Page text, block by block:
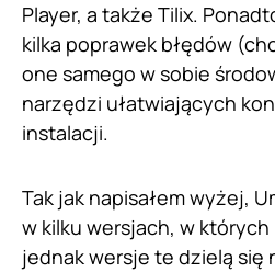
Player, a także Tilix.
kilka poprawek błędów
one samego w sobie
narzędzi ułatwiających
instalacji.
Tak jak napisałem wyżej,
w kilku wersjach, w których
jednak wersje te dzielą się